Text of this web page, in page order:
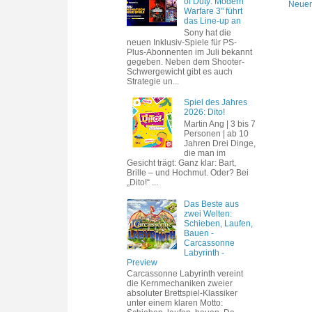
Warfare 3" führt
das Line-up an
Sony hat die
neuen Inklusiv-Spiele für PS-
Plus-Abonnenten im Juli bekannt
gegeben. Neben dem Shooter-
Schwergewicht gibt es auch
Strategie un...
Spiel des Jahres
2026: Dito!
Martin Ang | 3 bis 7
Personen | ab 10
Jahren Drei Dinge,
die man im
Gesicht trägt: Ganz klar: Bart,
Brille – und Hochmut. Oder? Bei
„Dito!“ ...
Das Beste aus
zwei Welten:
Schieben, Laufen,
Bauen -
Carcassonne
Labyrinth -
Preview
Carcassonne Labyrinth vereint
die Kernmechaniken zweier
absoluter Brettspiel-Klassiker
unter einem klaren Motto: